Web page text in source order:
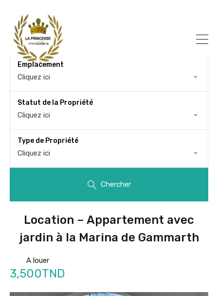
Emplacement
Cliquez ici
Statut de la Propriété
Cliquez ici
Type de Propriété
Cliquez ici
Chercher
Location – Appartement avec
jardin à la Marina de Gammarth
A louer
3,500TND